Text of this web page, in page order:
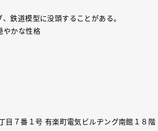
鉄道模型に没頭することがある。
やかな性格
目７番１号 有楽町電気ビルヂング南館１８階